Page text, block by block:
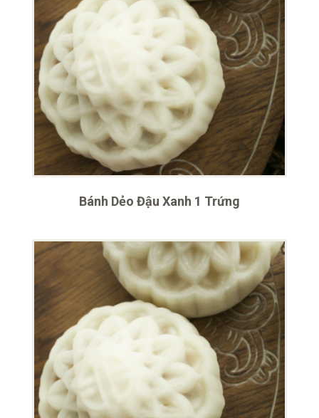
Bánh Dẻo Đậu Xanh 1 Trứng